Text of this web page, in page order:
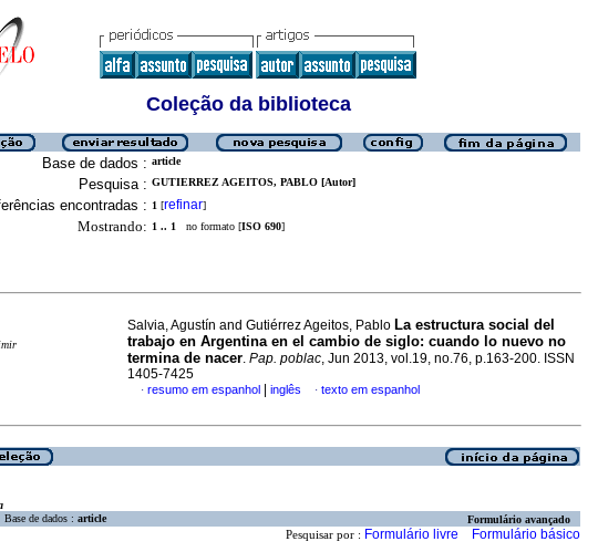
Coleção da biblioteca
Base de dados : article
Pesquisa : GUTIERREZ AGEITOS, PABLO [Autor]
encontradas : 1 [refinar]
Mostrando: 1 .. 1 no formato [ISO 690]
Salvia, Agustín and Gutiérrez Ageitos, Pablo La estructura social del
trabajo en Argentina en el cambio de siglo: cuando lo nuevo no
termina de nacer. Pap. poblac, Jun 2013, vol.19, no.76, p.163-200. ISSN
1405-7425
· resumo em espanhol inglês · texto em espanhol
Base de dados : article Formulário avançado
Pesquisar por : Formulário livre Formulário básico